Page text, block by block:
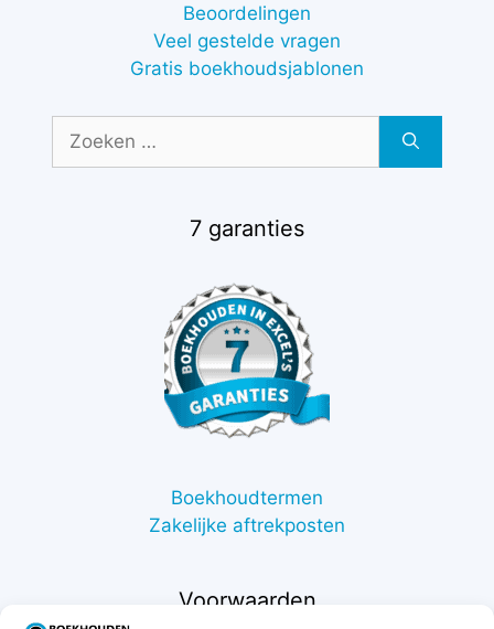
Beoordelingen
Veel gestelde vragen
Gratis boekhoudsjablonen
naar:
7 garanties
Boekhoudtermen
Zakelijke aftrekposten
Voorwaarden